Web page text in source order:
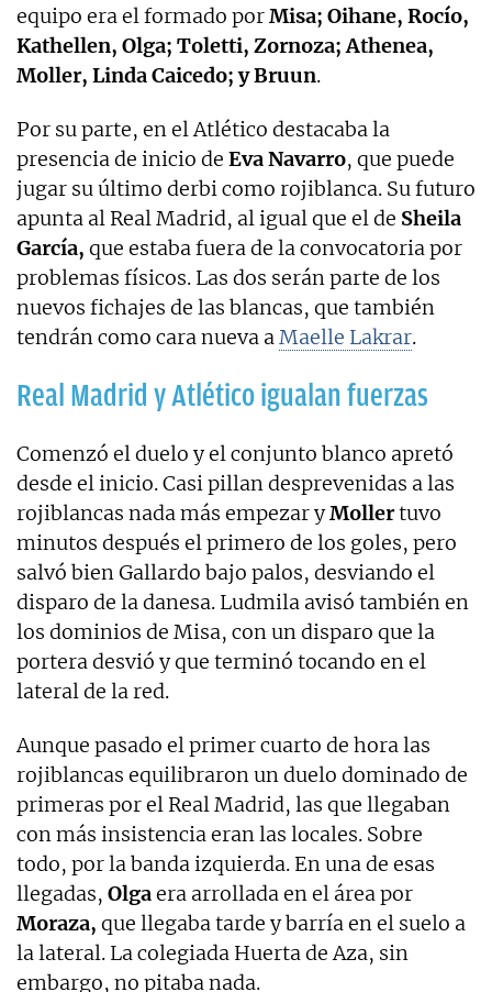
equipo era el formado porMisa; Oihane, Rocío,
Kathellen, Olga; Toletti, Zornoza; Athenea,
Moller, Linda Caicedo; y Bruun.
Por su parte, en el Atlético destacaba la
presencia de inicio de Eva Navarro, que puede
jugar su último derbi como rojiblanca. Su futuro
apunta al Real Madrid, al igual que el de Sheila
García, que estaba fuera de la convocatoria por
problemas físicos. Las dos serán parte de los
nuevos fichajes de las blancas, que también
tendrán como cara nueva aMaelle Lakrar.
Real Madrid y Atlético igualan fuerzas
Comenzó el duelo y el conjunto blanco apretó
desde el inicio. Casi pillan desprevenidas a las
rojiblancas nada más empezar yMollertuvo
minutos después el primero de los goles, pero
salvó bien Gallardo bajo palos, desviando el
disparo de la danesa. Ludmila avisó también en
los dominios de Misa, con un disparo que la
portera desvió y que terminó tocando en el
lateral de la red.
Aunque pasado el primer cuarto de hora las
rojiblancas equilibraron un duelo dominado de
primeras por el Real Madrid, las que llegaban
con más insistencia eran las locales. Sobre
todo, por la banda izquierda. En una de esas
llegadas, Olgaera arrollada en el área por
Moraza, que llegaba tarde y barría en el suelo a
la lateral. La colegiada Huerta de Aza, sin
embargo, no pitaba nada.